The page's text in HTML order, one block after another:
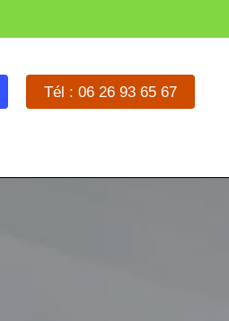
Tél : 06 26 93 65 67